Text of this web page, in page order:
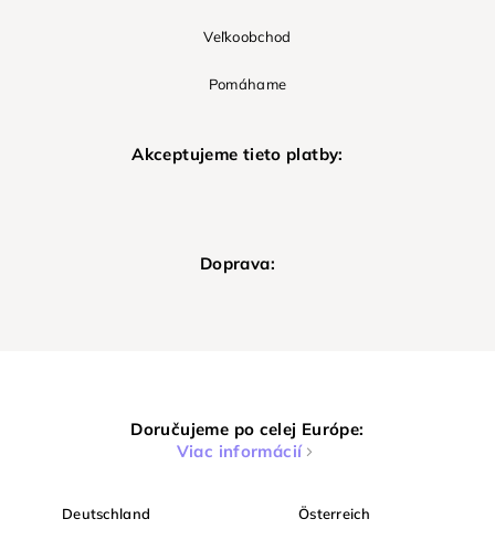
Veľkoobchod
Pomáhame
Akceptujeme tieto platby:
Doprava:
Doručujeme po celej Európe:
Viac informácií
Deutschland Österreich